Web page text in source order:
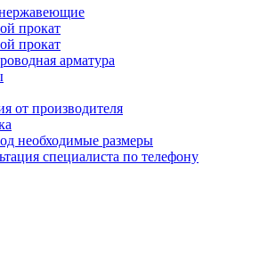
прокат
прокат
арматура
от производителя
необходимые размеры
специалиста по телефону